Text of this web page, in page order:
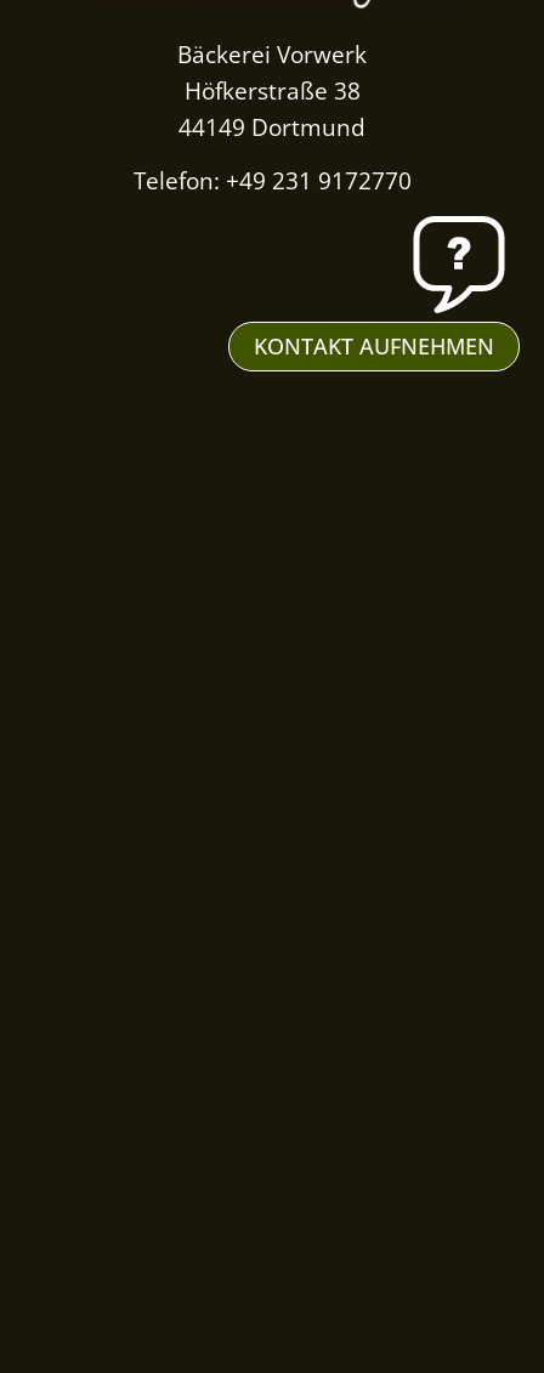
Bäckerei Vorwerk
Höfkerstraße 38
44149 Dortmund
Telefon: +49 231 9172770
KONTAKT AUFNEHMEN